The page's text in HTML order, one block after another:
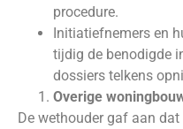
procedure.
Initiatiefnemers en
tijdig de benodigde
dossiers telkens
Overige
De wethouder gaf aan